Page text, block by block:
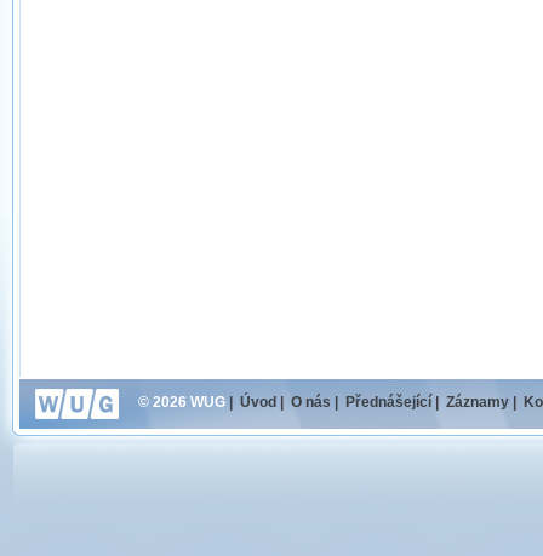
© 2026 WUG Úvod O nás Přednášející Záznamy